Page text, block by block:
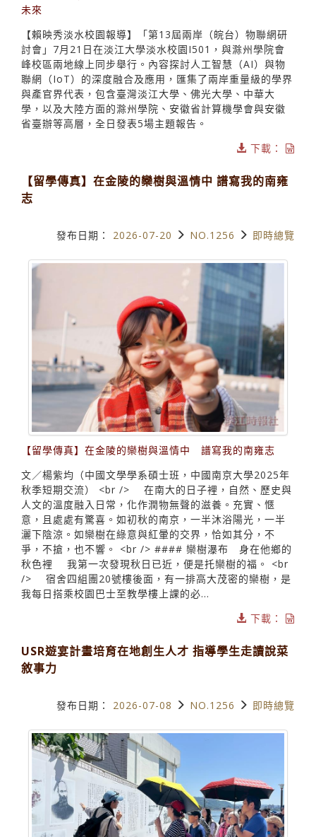
未來
【賴映秀淡水校園報導】「第13屆兩岸（皖台）物聯網研
討會」7月21日在淡江大學淡水校園I501，與滁州學院會
峰校區兩地線上同步舉行。內容探討人工智慧（AI）與物
聯網（IoT）的深度融合及應用，匯集了兩岸重量級的學界
與產官界代表，包含臺灣淡江大學、佛光大學、中華大
學，以及大陸方面的滁州學院、安徽省計算機學會與安徽
省臺辦等高層，全日發表5場主題報告。
下載：
【留學傳真】在金陵的欒樹與溫情中 譜寫我的南雍
志
發布日期： 2026-07-20 NO.1256 即時總覽
【留學傳真】在金陵的欒樹與溫情中 譜寫我的南雍志
文／楊紫均（中國文學學系碩士班，中國南京大學2025年
秋季短期交流） <br /> 在南大的日子裡，自然、歷史與
人文的溫度融入日常，化作潤物無聲的滋養。充實、愜
意，且處處有驚喜。如初秋的南京，一半沐浴陽光，一半
灑下陰涼。如欒樹在綠意與紅暈的交界，恰如其分，不
爭，不搶，也不響。 <br /> #### 欒樹瀑布 身在他鄉的
秋色裡 我第一次發現秋日已近，便是托欒樹的福。 <br
/> 宿舍四組團20號樓後面，有一排高大茂密的欒樹，是
我每日搭乘校園巴士至教學樓上課的必...
下載：
USR遊宴計畫培育在地創生人才 指導學生走讀說菜
敘事力
發布日期： 2026-07-08 NO.1256 即時總覽